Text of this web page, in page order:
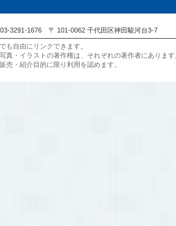
3291-1676 〒 101-0062 千代田区神田駿河台3-7
も自由にリンクできます。
真・イラストの著作権は、それぞれの著作者にありま
売・紹介目的に限り利用を認めます。